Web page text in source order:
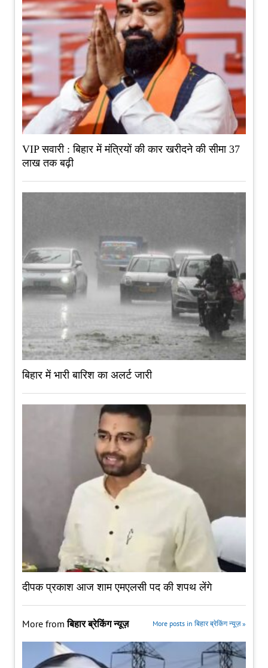
VIP सवारी : बिहार में मंत्रियों की कार खरीदने की सीमा 37
लाख तक बढ़ी
बिहार में भारी बारिश का अलर्ट जारी
दीपक प्रकाश आज शाम एमएलसी पद की शपथ लेंगे
More fromबिहार ब्रेकिंग न्यूज़ More posts in बिहार ब्रेकिंग न्यूज़ »